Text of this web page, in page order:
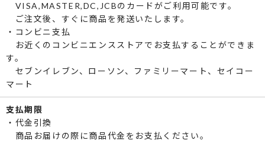
VISA,MASTER,DC,JCBのカードがご利用可能です。
ご注文後、すぐに商品を発送いたします。
・コンビニ支払
お近くのコンビニエンスストアでお支払することができま
す。
セブンイレブン、ローソン、ファミリーマート、セイコー
マート
支払期限
・代金引換
商品お届けの際に商品代金をお支払ください。